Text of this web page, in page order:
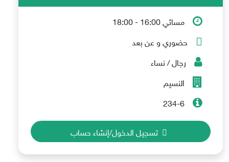
مسائي 16:00 - 18:00
حضوري و عن بعد
رجال / نساء
النسيم
234-6
تسجيل الدخول/إنشاء حساب